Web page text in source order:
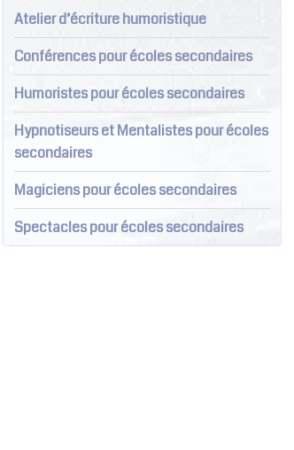
Atelier d’écriture humoristique
Conférences pour écoles secondaires
Humoristes pour écoles secondaires
Hypnotiseurs et Mentalistes pour écoles
secondaires
Magiciens pour écoles secondaires
Spectacles pour écoles secondaires